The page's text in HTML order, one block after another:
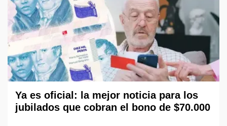
Ya es oficial: la mejor noticia para los
jubilados que cobran el bono de $70.000